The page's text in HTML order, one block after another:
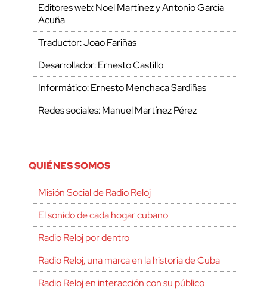
Editores web: Noel Martínez y Antonio García
Acuña
Traductor: Joao Fariñas
Desarrollador: Ernesto Castillo
Informático: Ernesto Menchaca Sardiñas
Redes sociales: Manuel Martínez Pérez
QUIÉNES SOMOS
Misión Social de Radio Reloj
El sonido de cada hogar cubano
Radio Reloj por dentro
Radio Reloj, una marca en la historia de Cuba
Radio Reloj en interacción con su público